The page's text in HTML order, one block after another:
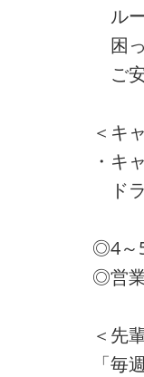
ル
困
ご
＜キ
・キ
ド
◎4～
◎営
＜先
「毎